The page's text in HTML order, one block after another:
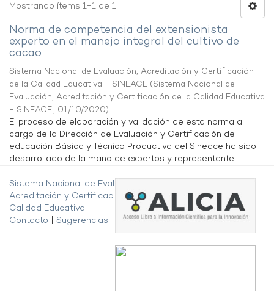
Mostrando ítems 1-1 de 1
Norma de competencia del extensionista
experto en el manejo integral del cultivo de
cacao
Sistema Nacional de Evaluación, Acreditación y Certificación
de la Calidad Educativa - SINEACE (Sistema Nacional de
Evaluación, Acreditación y Certificación de la Calidad Educativa
- SINEACE., 01/10/2020)
El proceso de elaboración y validación de esta norma a
cargo de la Dirección de Evaluación y Certificación de
educación Básica y Técnico Productiva del Sineace ha sido
desarrollado de la mano de expertos y representante ...
Sistema Nacional de Evaluación,
Acreditación y Certificación de la
Calidad Educativa
Contacto
Sugerencias